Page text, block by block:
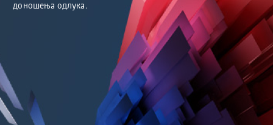
доношења одлука.